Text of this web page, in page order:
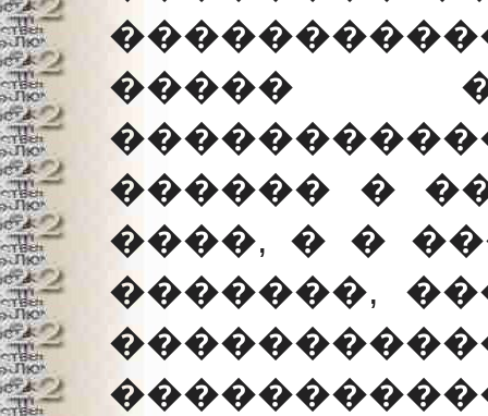
�����
������ �
����, � �
�������,